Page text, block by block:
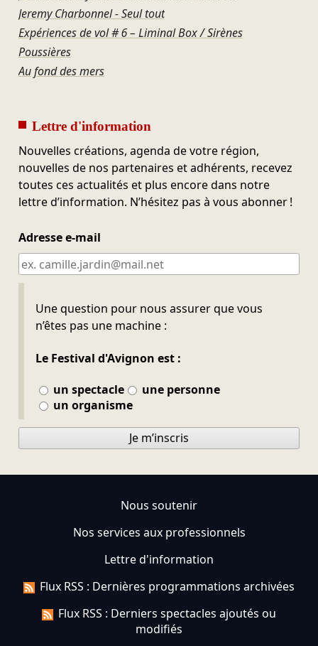
Jeremy Charbonnel - Seul tout
Expériences de vol # 6 – Liminal Box / Sirènes
Poussières
Au fond des mers
Lettre d'information
Nouvelles créations, agenda de votre région,
nouvelles de nos partenaires et adhérents, recevez
toutes ces actualités et plus encore dans notre
lettre d’information. N’hésitez pas à vous abonner !
Adresse e-mail
Une question pour nous assurer que vous
n’êtes pas une machine :
Le Festival d'Avignon est :
un spectacle
une personne
un organisme
Ne pas remplir
Je m’inscris
Nous soutenir
Nos services aux professionnels
Lettre d'information
Flux RSS : Dernières programmations archivées
Flux RSS : Derniers spectacles ajoutés ou
modifiés